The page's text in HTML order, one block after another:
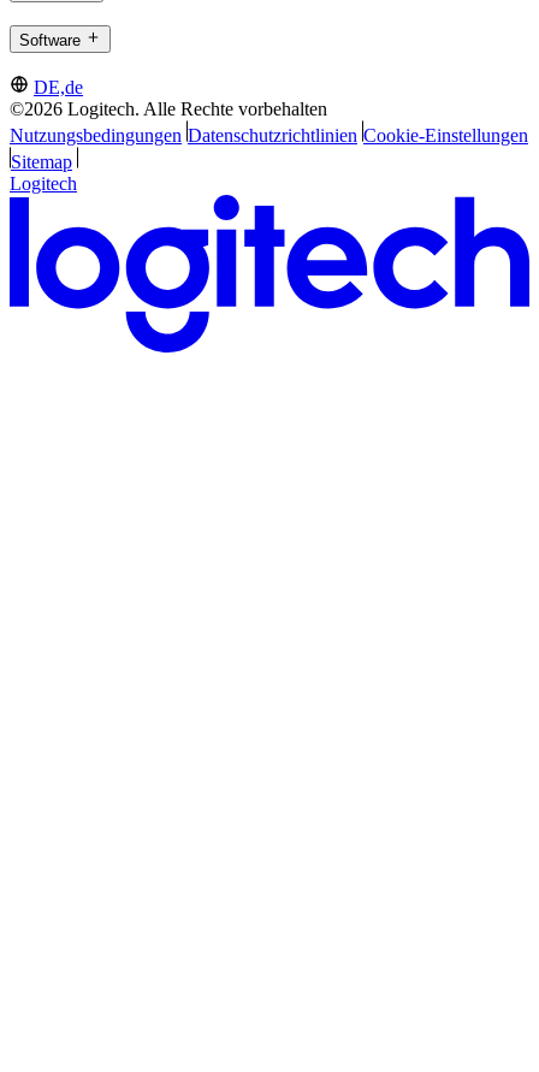
Software
DE,de
©2026 Logitech. Alle Rechte vorbehalten
Nutzungsbedingungen Datenschutzrichtlinien Cookie-Einstellungen
Sitemap
Logitech